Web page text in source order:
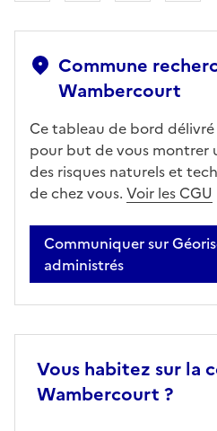
Commune
Wambercourt
Ce tableau de bord
pour but de vous montrer
des risques naturels et
de chez vous. Voir les CGU
Communiquer sur
administrés
Vous habitez sur la
Wambercourt ?